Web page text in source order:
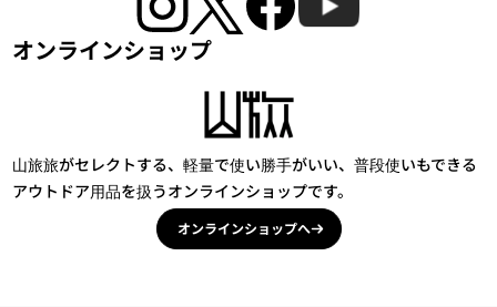
オンラインショップ
山旅旅がセレクトする、軽量で使い勝手がいい、普段使いもできる
アウトドア用品を扱うオンラインショップです。
オンラインショップへ